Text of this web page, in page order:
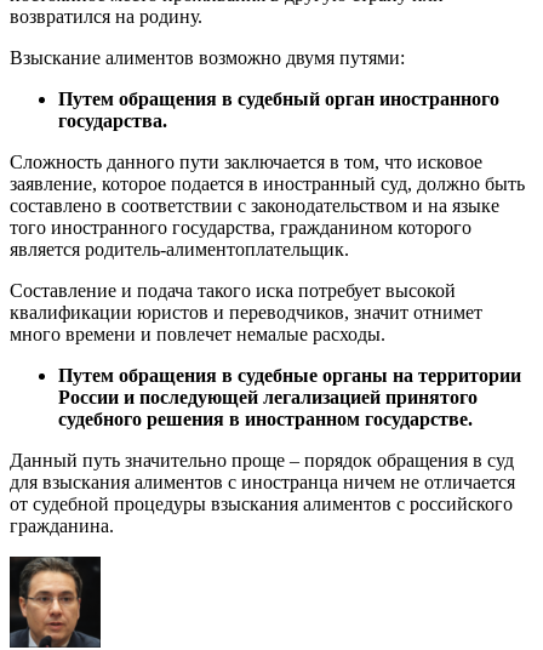
возвратился на родину.
Взыскание алиментов возможно двумя путями:
Путем обращения в судебный орган иностранного
государства.
Сложность данного пути заключается в том, что исковое
заявление, которое подается в иностранный суд, должно быть
составлено в соответствии с законодательством и на языке
того иностранного государства, гражданином которого
является родитель-алиментоплательщик.
Составление и подача такого иска потребует высокой
квалификации юристов и переводчиков, значит отнимет
много времени и повлечет немалые расходы.
Путем обращения в судебные органы на территории
России и последующей легализацией принятого
судебного решения в иностранном государстве.
Данный путь значительно проще – порядок обращения в суд
для взыскания алиментов с иностранца ничем не отличается
от судебной процедуры взыскания алиментов с российского
гражданина.